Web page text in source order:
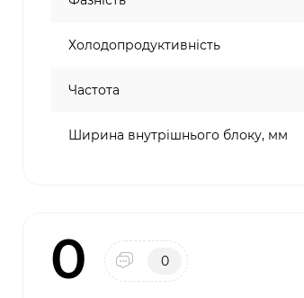
Холодопродуктивність
Частота
Ширина внутрішнього блоку, мм
0 0